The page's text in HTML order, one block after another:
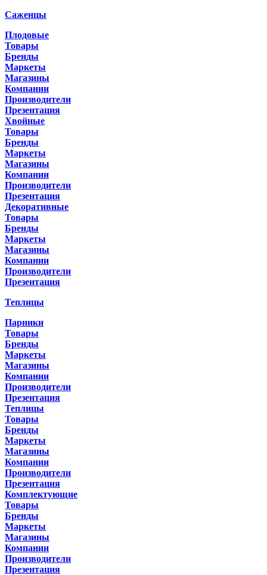
Саженцы
Плодовые
Товары
Бренды
Маркеты
Магазины
Компании
Производители
Презентация
Хвойные
Товары
Бренды
Маркеты
Магазины
Компании
Производители
Презентация
Декоративные
Товары
Бренды
Маркеты
Магазины
Компании
Производители
Презентация
Теплицы
Парники
Товары
Бренды
Маркеты
Магазины
Компании
Производители
Презентация
Теплицы
Товары
Бренды
Маркеты
Магазины
Компании
Производители
Презентация
Комплектующие
Товары
Бренды
Маркеты
Магазины
Компании
Производители
Презентация